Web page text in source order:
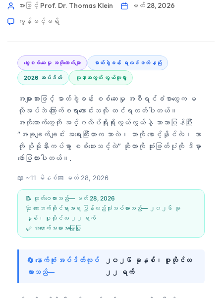
အားဖြင့် Prof. Dr. Thomas Klein
မတ် 28, 2026
ကွန်မင့်မရှိ
သွေးစစ်ဆေးမှု အတိုကောက်များ ဓာတ်ခွဲခန်း ရလဒ်ဖတ်နည်း
2026 အပ်ဒိတ် လူနာအတွက် လွယ်ကူစွာ
အများအားဖြင့် ဓာတ်ခွဲခန်း စစ်ဆေးမှု အစီရင်ခံစာတွေက မ
လိုအပ်ဘဲ ကြောက်စရာကောင်းသလို ထင်ရတတ်ပါတယ်။
အတိုကောက်တွေကို အင်္ဂလိပ်ရိုးရိုးလွယ်လွယ်နဲ့ ဘာသာပြန်ပြီး
“အခုချက်ချင်း အရေးကြီးတာက ဘာလဲ၊ ဘာကို စောင့်နိုင်လဲ၊ ဘာ
ကို ပိုမိုနီးကပ်စွာ စစ်ဆေးသင့်လဲ” ဆိုတာကို ဆုံးဖြတ်ပုံကို ဒီမှာ
ဖော်ပြထားပါတယ်။.
📖 ~11 မိနစ်📅 မတ် 28, 2026
📝 ထုတ်ဝေထားသည်— မတ် 28, 2026
🩺 ဆေးဘက်ဆိုင်ရာအရ ပြန်လည်သုံးသပ်ထားသည်—
၂၀၂၆ ခု
နှစ်၊ ဇူလိုင်လ ၂၂ ရက်
✅ အထောက်အထားအခြေပြု
🔄 နောက်ဆုံး အပ်ဒိတ်လုပ်
ထားသည်—
၂၀၂၆ ခုနှစ်၊ ဇူလိုင်လ
၂၂ ရက်